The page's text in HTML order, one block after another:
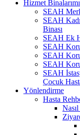
Hizmet
SEAH
SEAH
Binası
SEAH Ek
SEAH
SEAH
SEAH
SEAH
Çocuk
Yönlendirme
Hasta